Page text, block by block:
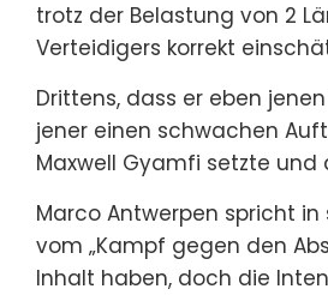
trotz der Belastung von 2
Verteidigers korrekt
Drittens, dass er eben
jener einen schwachen
Maxwell Gyamfi setzte
Marco Antwerpen spricht
vom „Kampf gegen den
Inhalt haben, doch die